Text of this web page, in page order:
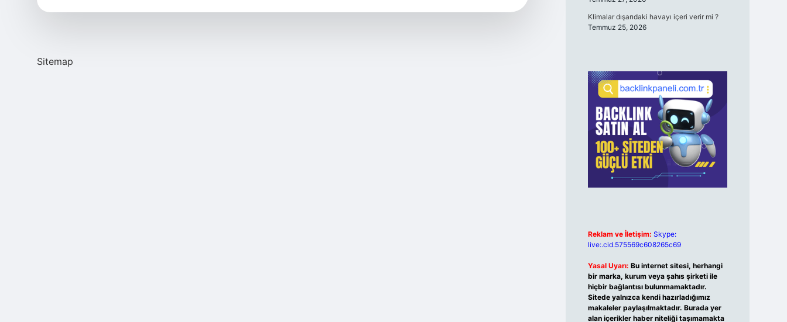
Sitemap
Klimalar dışarıdaki havayı içeri verir mi ?
Temmuz 25, 2026
Reklam ve İletişim: Skype:
live:.cid.575569c608265c69
Yasal Uyarı: Bu internet sitesi, herhangi
bir marka, kurum veya şahıs şirketi ile
hiçbir bağlantısı bulunmamaktadır.
Sitede yalnızca kendi hazırladığımız
makaleler paylaşılmaktadır. Burada yer
alan içerikler haber niteliği taşımamakta